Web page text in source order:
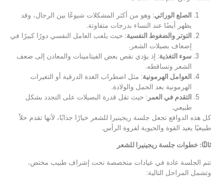
الصلع الوراثي: وهو من أكثر المشكلات شيوعًا بين الرجال، وقد
يظهر أيضًا عند النساء بدرجات متفاوتة.
التوتر والضغوط النفسية: حيث يلعب العامل النفسي دورًا كبيرًا في
إضعاف بصيلات الشعر.
سوء التغذية: إذ يؤدي نقص بعض الفيتامينات والمعادن إلى ضعف
الشعر وتساقطه.
العوامل الهرمونية: مثل اضطراب الغدة الدرقية أو التغيرات
الهرمونية بعد الحمل والولادة.
التقدم في العمر : حيث تقل قدرة البصيلات على التجدد بشكل
طبيعي.
كل هذه الدوافع تجعل جلسة ريجينيرا للشعر خيارًا جذابًا، لأنها تقدم حلاً
طبيعيًا يعيد القوة والحيوية لفروة الرأس.
ثالثًا: خطوات جلسة ريجينيرا للشعر
تتم الجلسة عادة في عيادات متخصصة تحت إشراف طبيب مختص،
وتشمل المراحل التالية: